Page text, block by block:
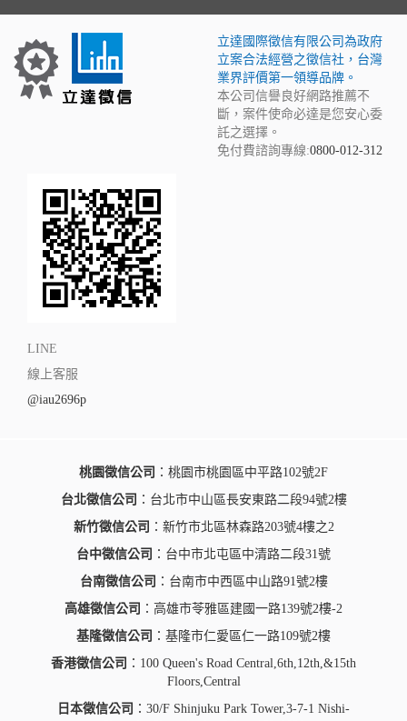
立達國際徵信有限公司為政府
立案合法經營之徵信社，台灣
業界評價第一領導品牌。
本公司信譽良好網路推薦不
斷，案件使命必達是您安心委
託之選擇。
免付費諮詢專線:0800-012-312
LINE
線上客服
@iau2696p
桃園徵信公司 ：桃園市桃園區中平路102號2F
台北徵信公司 ：台北市中山區長安東路二段94號2樓
新竹徵信公司 ：新竹市北區林森路203號4樓之2
台中徵信公司 ：台中市北屯區中清路二段31號
台南徵信公司 ：台南市中西區中山路91號2樓
高雄徵信公司 ：高雄市苓雅區建國一路139號2樓-2
基隆徵信公司 ：基隆市仁愛區仁一路109號2樓
香港徵信公司 ：100 Queen's Road Central,6th,12th,&15th
Floors,Central
日本徵信公司 ：30/F Shinjuku Park Tower,3-7-1 Nishi-